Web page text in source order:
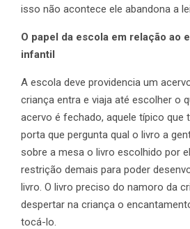
isso não acontece ele abandona a
O papel da escola em relação ao
infantil
A escola deve providencia um
criança entra e viaja até escolher o
acervo é fechado, aquele típico que
porta que pergunta qual o livro a
sobre a mesa o livro escolhido por
restrição demais para poder
livro. O livro preciso do namoro da
despertar na criança o
tocá-lo.